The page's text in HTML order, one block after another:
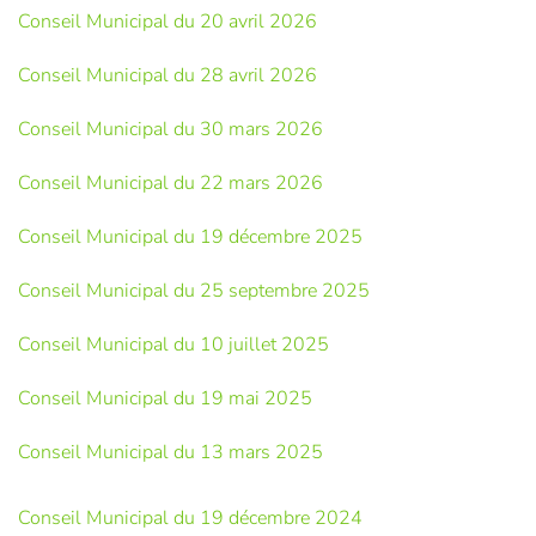
Conseil Municipal du 20 avril 2026
Conseil Municipal du 28 avril 2026
Conseil Municipal du 30 mars 2026
Conseil Municipal du 22 mars 2026
Conseil Municipal du 19 décembre 2025
Conseil Municipal du 25 septembre 2025
Conseil Municipal du 10 juillet 2025
Conseil Municipal du 19 mai 2025
Conseil Municipal du 13 mars 2025
Conseil Municipal du 19 décembre 2024